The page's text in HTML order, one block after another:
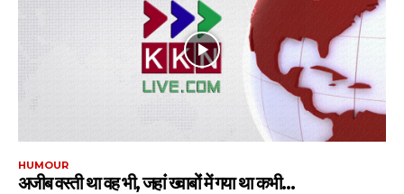
HUMOUR
अजीब वस्‍ती था वह भी, जहांं ख्‍वाबोंं में गया था कभी…